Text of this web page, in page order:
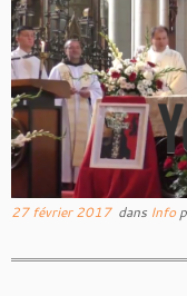
27 février 2017dans Info